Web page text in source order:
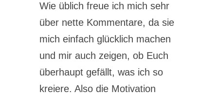
Wie üblich freue ich mich sehr
über nette Kommentare, da sie
mich einfach glücklich machen
und mir auch zeigen, ob Euch
überhaupt gefällt, was ich so
kreiere. Also die Motivation